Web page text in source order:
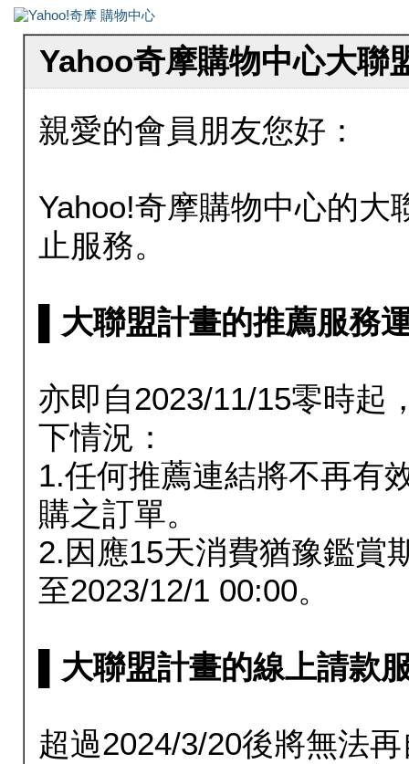
Yahoo奇摩購物中心大聯
親愛的會員朋友您好：
Yahoo!奇摩購物中心的大
止服務。
▌大聯盟計畫的推薦服務
亦即自2023/11/15零時起
下情況：
1.任何推薦連結將不再有
購之訂單。
2.因應15天消費猶豫鑑賞
至2023/12/1 00:00。
▌大聯盟計畫的線上請款
超過2024/3/20後將無法